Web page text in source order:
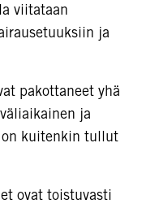
viitataan
ja
pakottaneet yhä
ja
kuitenkin tullut
ovat toistuvasti